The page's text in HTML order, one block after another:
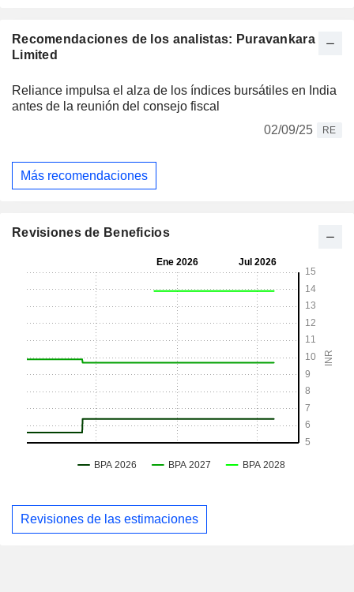
Recomendaciones de los analistas: Puravankara
Limited
Reliance impulsa el alza de los índices bursátiles en India
antes de la reunión del consejo fiscal
02/09/25
RE
Más recomendaciones
Revisiones de Beneficios
Revisiones de las estimaciones